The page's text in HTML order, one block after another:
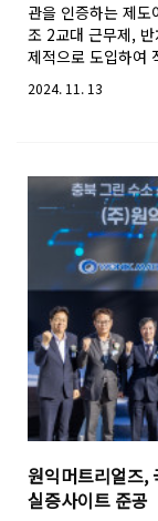
관을 인증하는 제
조 2교대 근무제,
제적으로 도입하여
2024. 11. 13
원익머트리얼즈,
실증사이트 준공